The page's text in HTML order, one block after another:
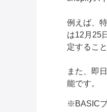
例えば、
は12月25
定するこ
また、即
能です。
※BASICプ